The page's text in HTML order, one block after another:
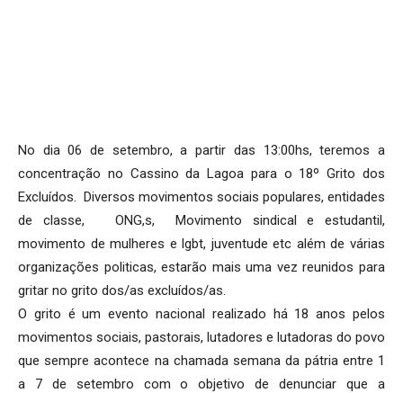
No dia 06 de setembro, a partir das 13:00hs, teremos a
concentração no Cassino da Lagoa para o 18º Grito dos
Excluídos. Diversos movimentos sociais populares, entidades
de classe, ONG,s, Movimento sindical e estudantil,
movimento de mulheres e lgbt, juventude etc além de várias
organizações politicas, estarão mais uma vez reunidos para
gritar no grito dos/as excluídos/as.
O grito é um evento nacional realizado há 18 anos pelos
movimentos sociais, pastorais, lutadores e lutadoras do povo
que sempre acontece na chamada semana da pátria entre 1
a 7 de setembro com o objetivo de denunciar que a